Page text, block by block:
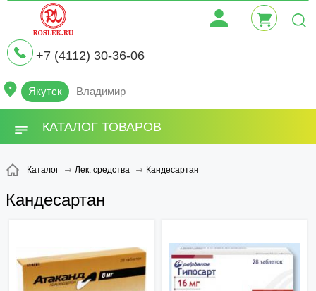
+7 (4112) 30-36-06
Якутск Владимир
КАТАЛОГ ТОВАРОВ
Каталог Лек. средства Кандесартан
Кандесартан